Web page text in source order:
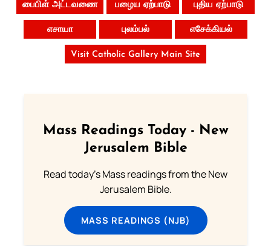
பைபிள் அட்டவணை பழைய ஏற்பாடு புதிய ஏற்பாடு
எசாயா புலம்பல் எசேக்கியல்
Visit Catholic Gallery Main Site
Mass Readings Today - New
Jerusalem Bible
Read today's Mass readings from the New
Jerusalem Bible.
MASS READINGS (NJB)